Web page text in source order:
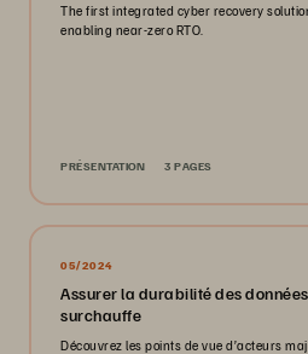
The first integrated cyber recovery
enabling near-zero RTO.
PRÉSENTATION 3 PAGES
05/2024
Assurer la durabilité des
surchauffe
Découvrez les points de vue d’acteurs